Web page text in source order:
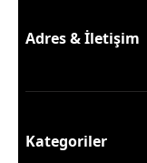
Adres & İletişim
Kategoriler